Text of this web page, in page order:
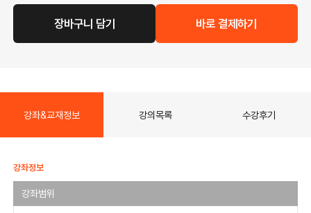
장바구니 담기 바로 결제하기
강좌&교재정보 강의목록 수강후기
강좌정보
강좌범위